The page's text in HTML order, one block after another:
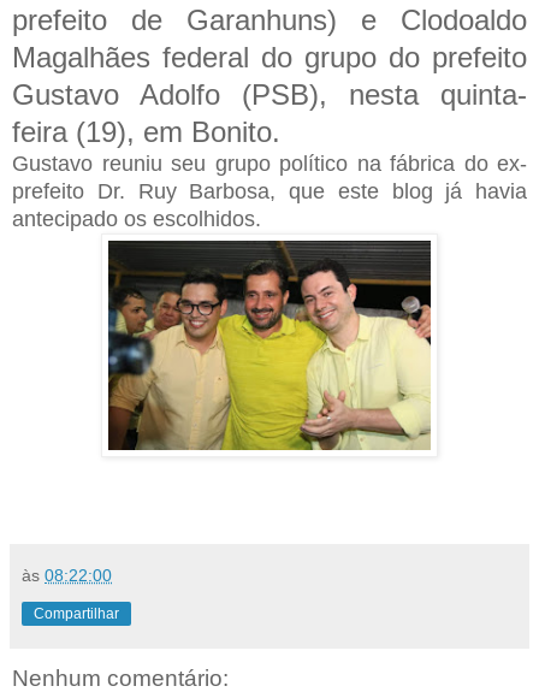
prefeito de Garanhuns) e Clodoaldo
Magalhães federal do grupo do prefeito
Gustavo Adolfo (PSB), nesta quinta-
feira (19), em Bonito.
Gustavo reuniu seu grupo político na fábrica do ex-
prefeito Dr. Ruy Barbosa, que este blog já havia
antecipado os escolhidos.
às 08:22:00
Compartilhar
Nenhum comentário: